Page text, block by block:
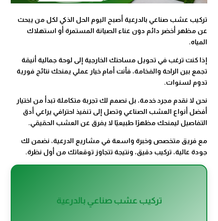
تركيب عشب صناعي بالدرعية أصبح اليوم الحل الذكي لكل من يبحث
عن مظهر أخضر دائم دون عناء الصيانة المستمرة أو استهلاك
المياه.
إذا كنت ترغب في تحويل مساحتك الخارجية إلى لوحة جمالية أنيقة
تجمع بين الراحة والفخامة، فأنت أمام خيار عملي يمنحك نتائج فورية
تدوم لسنوات.
نحن لا نقدم مجرد خدمة، بل نصمم لك تجربة متكاملة تبدأ من اختيار
أفضل أنواع العشب الصناعي وتصل إلى تنفيذ احترافي يراعي أدق
التفاصيل ليمنحك مظهرًا طبيعيًا لا يفرق عن العشب الحقيقي.
مع فريق متخصص وخبرة واسعة في مشاريع الدرعية، نضمن لك
جودة عالية، تركيب دقيق، ونتيجة تتجاوز توقعاتك من أول نظرة.
تركيب عشب صناعي بالدرعية